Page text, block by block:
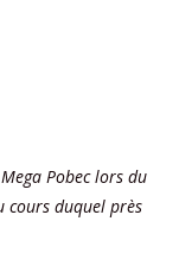
Pobec lors du
cours duquel près